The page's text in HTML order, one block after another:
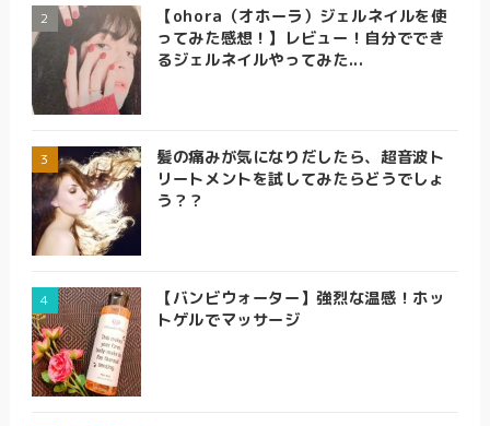
【ohora（オホーラ）ジェルネイルを使
ってみた感想！】レビュー！自分ででき
るジェルネイルやってみた...
髪の痛みが気になりだしたら、超音波ト
リートメントを試してみたらどうでしょ
う？？
【バンビウォーター】強烈な温感！ホッ
トゲルでマッサージ